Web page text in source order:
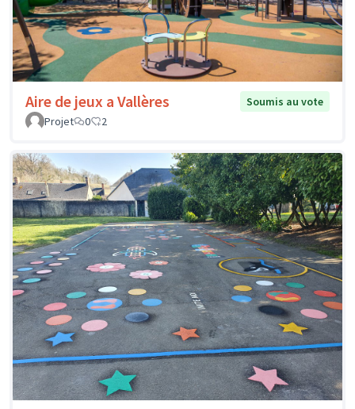
Aire de jeux a Vallères
Soumis au vote
Projet
0 2